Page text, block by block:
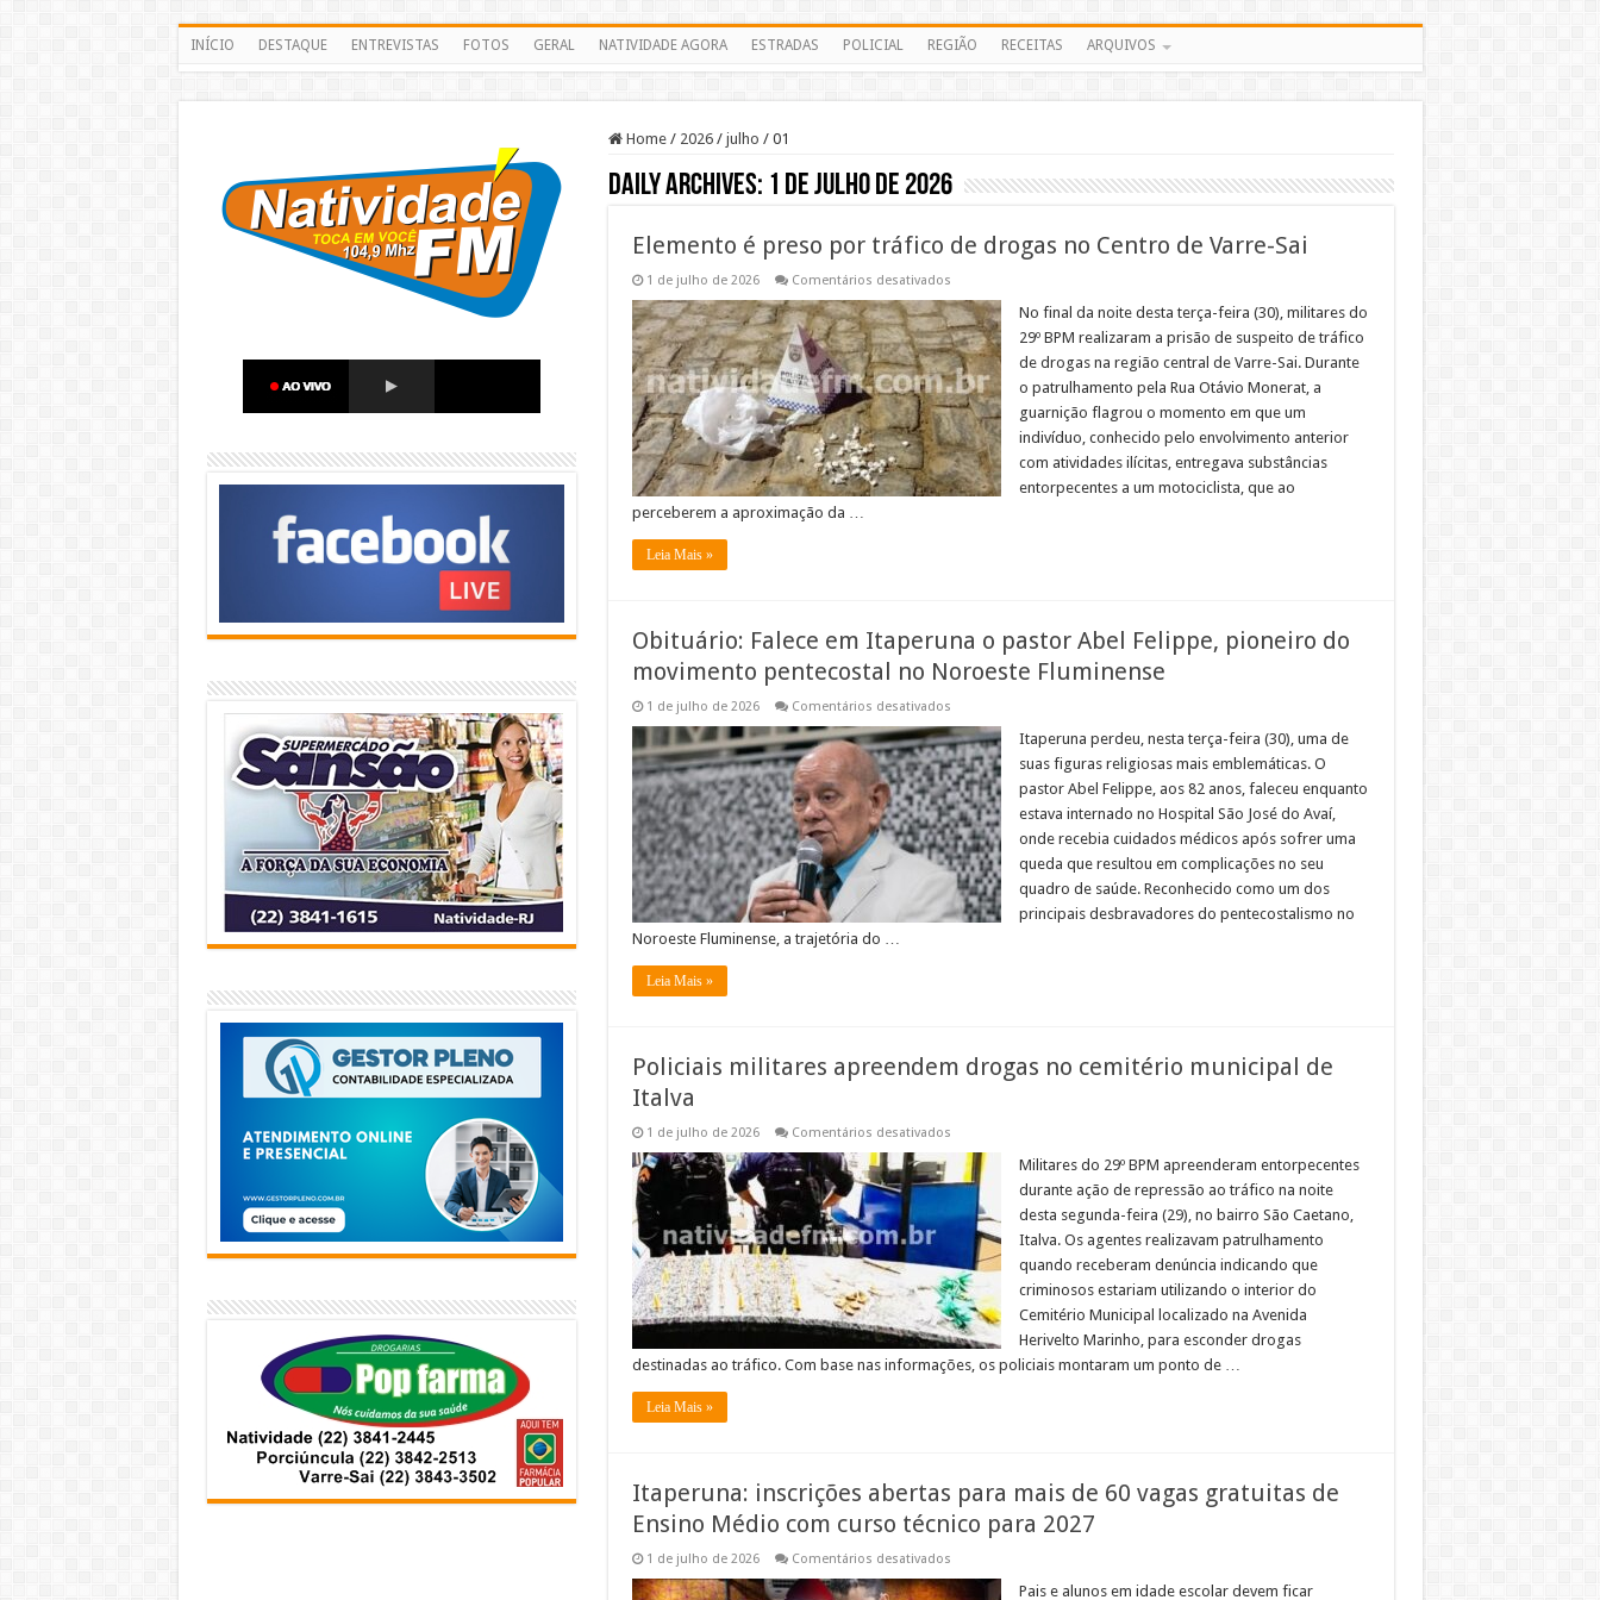
INÍCIO DESTAQUE ENTREVISTAS FOTOS GERAL NATIVIDADE AGORA ESTRADAS POLICIAL REGIÃO RECEITAS ARQUIVOS
Home / 2026 / julho / 01
Daily Archives: 1 de julho de 2026
Elemento é preso por tráfico de drogas no Centro de Varre-Sai
1 de julho de 2026 Comentários desativadosem
é
preso
por
tráfico
de
drogas
no
Centro
de
Varre-
Sai
No final da noite desta terça-feira (30), militares do
29º BPM realizaram a prisão de suspeito de tráfico
de drogas na região central de Varre-Sai. Durante
o patrulhamento pela Rua Otávio Monerat, a
guarnição flagrou o momento em que um
indivíduo, conhecido pelo envolvimento anterior
com atividades ilícitas, entregava substâncias
entorpecentes a um motociclista, que ao
perceberem a aproximação da …
Leia Mais »
Obituário: Falece em Itaperuna o pastor Abel Felippe, pioneiro do
movimento pentecostal no Noroeste Fluminense
1 de julho de 2026 Comentários desativadosem
Falece
em
Itaperuna
o
pastor
Abel
Felippe,
pioneiro
do
movimento
pentecostal
no
Noroeste
Itaperuna perdeu, nesta terça-feira (30), uma de
suas figuras religiosas mais emblemáticas. O
pastor Abel Felippe, aos 82 anos, faleceu enquanto
estava internado no Hospital São José do Avaí,
onde recebia cuidados médicos após sofrer uma
queda que resultou em complicações no seu
quadro de saúde. Reconhecido como um dos
principais desbravadores do pentecostalismo no
Noroeste Fluminense, a trajetória do …
Leia Mais »
Policiais militares apreendem drogas no cemitério municipal de
Italva
1 de julho de 2026 Comentários desativadosem
militares
apreendem
drogas
cemitério
municipal
Italva
Militares do 29º BPM apreenderam entorpecentes
durante ação de repressão ao tráfico na noite
desta segunda-feira (29), no bairro São Caetano,
Italva. Os agentes realizavam patrulhamento
quando receberam denúncia indicando que
criminosos estariam utilizando o interior do
Cemitério Municipal localizado na Avenida
Herivelto Marinho, para esconder drogas
destinadas ao tráfico. Com base nas informações, os policiais montaram um ponto de …
Leia Mais »
Itaperuna: inscrições abertas para mais de 60 vagas gratuitas de
Ensino Médio com curso técnico para 2027
1 de julho de 2026 Comentários desativadosem
inscrições
Pais e alunos em idade escolar devem ficar